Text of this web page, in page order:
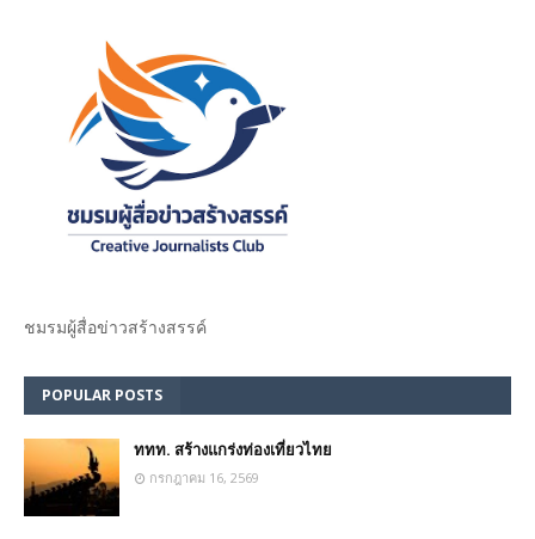
ชมรม​ผู้สื่อข่าวสร้างสรรค์​
POPULAR POSTS
ททท. สร้างแกร่งท่องเที่ยวไทย
กรกฎาคม 16, 2569